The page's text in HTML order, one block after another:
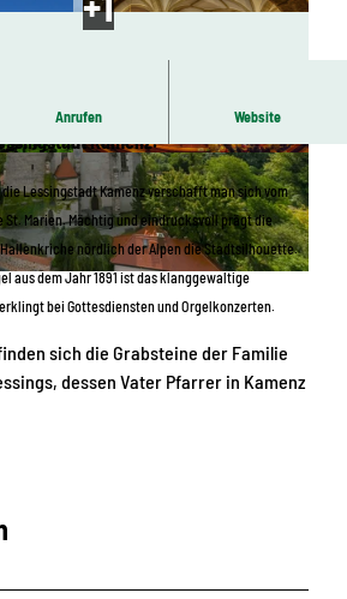
optimiert
© KI-optimiert
Anrufen Website
gebaute Hallenkirche nördlich der
Kamenz.
Lessingstadt Kamenz verschafft man sich vom
Marien. Mächtig und eindrucksvoll prägt die
nördlich der Alpen die Stadtsilhouette.
aus dem Jahr 1891 ist das klanggewaltige
bei Gottesdiensten und Orgelkonzerten.
sich die Grabsteine der Familie
dessen Vater Pfarrer in Kamenz